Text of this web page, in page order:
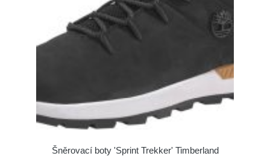
Šněrovací boty 'Sprint Trekker' Timberland